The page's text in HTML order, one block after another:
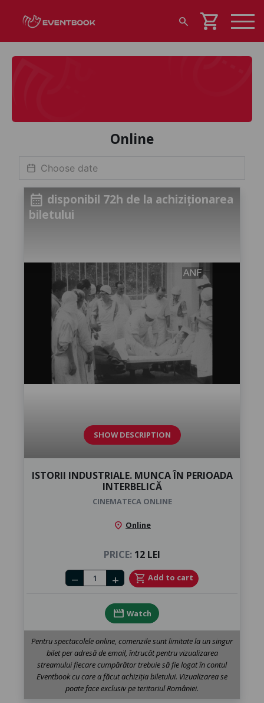
search shopping_cart
Online
calendar_month disponibil 72h de la achiziționarea
biletului
SHOW DESCRIPTION
ISTORII INDUSTRIALE. MUNCA ÎN PERIOADA
INTERBELICĂ
CINEMATECA ONLINE
location_on Online
PRICE: 12 LEI
Number of tickets
remove add shopping_cart Add to cart
movie Watch
Pentru spectacolele online, comenzile sunt limitate la un singur
bilet per adresă de email, întrucât pentru vizualizarea
streamului fiecare cumpărător trebuie să fie logat în contul
Eventbook cu care a făcut achiziția biletului. Vizualizarea se
poate face exclusiv pe teritoriul României.